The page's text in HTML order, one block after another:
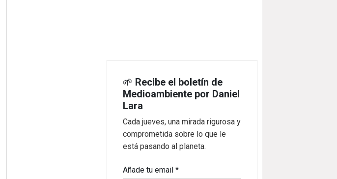
🌱 Recibe el boletín de
Medioambiente por Daniel
Lara
Cada jueves, una mirada rigurosa y
comprometida sobre lo que le
está pasando al planeta.
Añade tu email*